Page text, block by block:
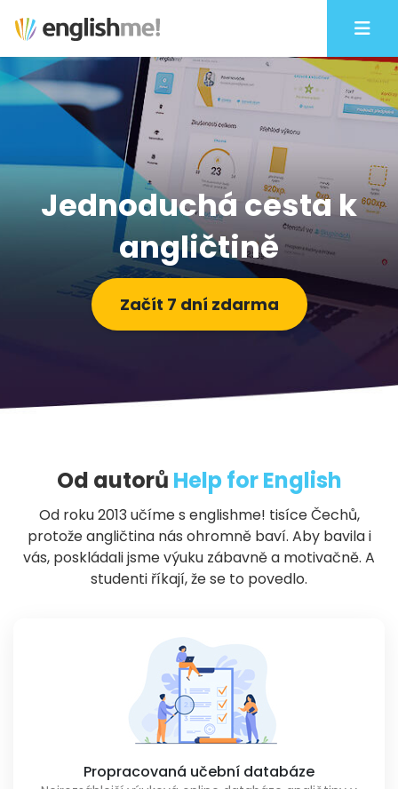
Jednoduchá cesta k
angličtině
Začít 7 dní zdarma
Od autorů Help for English
Od roku 2013 učíme s englishme! tisíce Čechů,
protože angličtina nás ohromně baví. Aby bavila i
vás, poskládali jsme výuku zábavně a motivačně. A
studenti říkají, že se to povedlo.
Propracovaná učební databáze